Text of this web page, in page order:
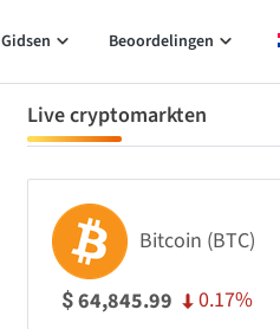
Gidsen Beoordelingen
Live cryptomarkten
Bitcoin (BTC)
$64,845.99 0.17%